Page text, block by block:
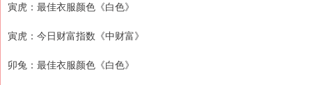
寅虎：最佳衣服颜色《白色》
寅虎：今日财富指数《中财富》
卯兔：最佳衣服颜色《白色》